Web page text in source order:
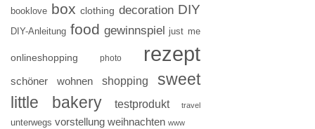
booklove box clothing decoration DIY
DIY-Anleitung food gewinnspiel just me
onlineshopping photo rezept
schöner wohnen shopping
sweet
little bakery
testprodukt travel
unterwegs vorstellung weihnachten www